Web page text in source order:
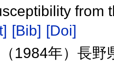
from
[Bib] [Doi]
1984年）長